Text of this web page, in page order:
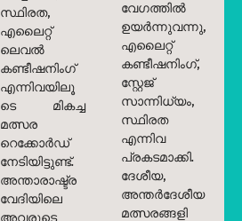
സ്ഥിരത,
എലൈറ്റ്
ലെവൽ
കണ്ടീഷനിംഗ്
എന്നിവയിലൂ
ടെ മികച്ച
മത്സര
റെക്കോർഡ്
നേടിയിട്ടുണ്ട്.
അന്താരാഷ്ട്ര
വേദിയിലെ
അവരുടെ
വേഗത്തിൽ
ഉയർന്നുവന്നു,
എലൈറ്റ്
കണ്ടീഷനിംഗ്,
സ്റ്റേജ്
സാന്നിധ്യം,
സ്ഥിരത
എന്നിവ
പ്രകടമാക്കി.
ദേശീയ,
അന്തർദേശീയ
മത്സരങ്ങളി